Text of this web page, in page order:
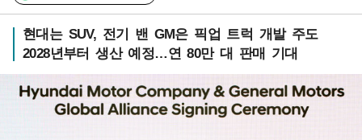
현대는 SUV, 전기 밴 GM은 픽업 트럭 개발 주도
2028년부터 생산 예정…연 80만 대 판매 기대